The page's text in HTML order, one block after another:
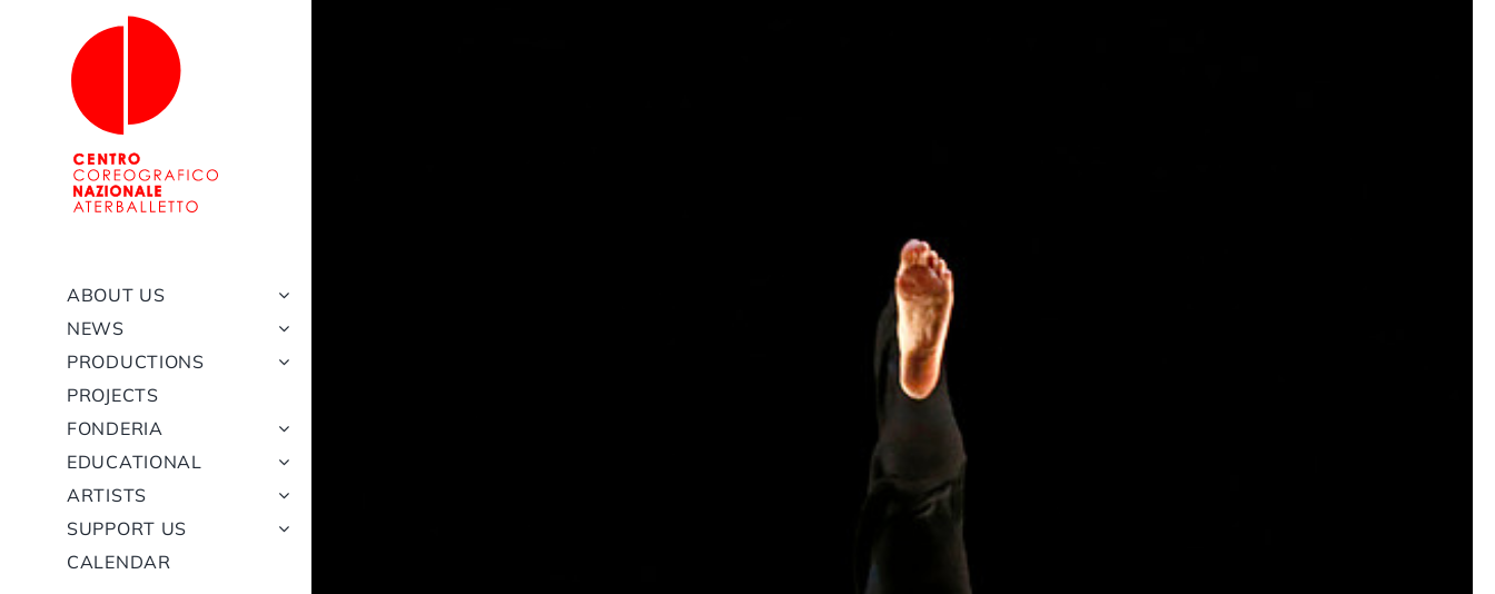
content
ABOUT US
NEWS
PRODUCTIONS
PROJECTS
FONDERIA
EDUCATIONAL
ARTISTS
SUPPORT US
CALENDAR